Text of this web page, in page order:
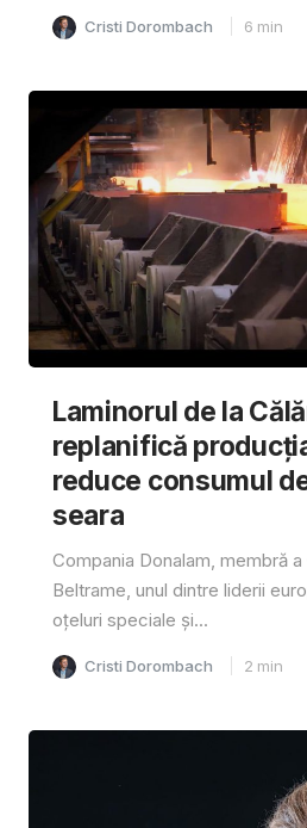
Cristi Dorombach 6 min
Laminorul de la
replanifică
reduce consumul
seara
Compania Donalam, membră a
Beltrame, unul dintre liderii
oțeluri speciale și...
Cristi Dorombach 2 min